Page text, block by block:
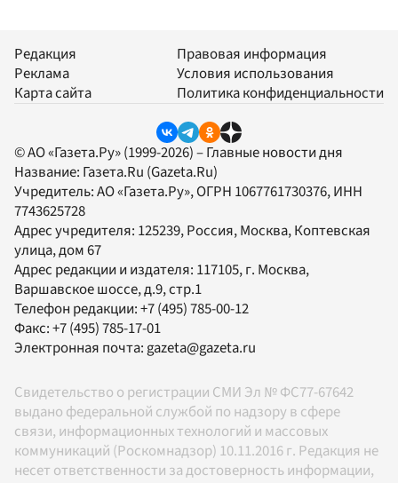
Редакция
Реклама
Карта сайта
Правовая информация
Условия использования
Политика конфиденциальности
© АО «Газета.Ру» (1999-2026) – Главные новости дня
Название: Газета.Ru (Gazeta.Ru)
Учредитель:АО «Газета.Ру», ОГРН 1067761730376, ИНН
7743625728
Адрес учредителя: 125239, Россия, Москва, Коптевская
улица, дом 67
Адрес редакции и издателя: 117105, г. Москва,
Варшавское шоссе, д.9, стр.1
Телефон редакции:+7 (495) 785-00-12
Факс:+7 (495) 785-17-01
Электронная почта: gazeta@gazeta.ru
Свидетельство о регистрации СМИ Эл № ФС77-67642
выдано федеральной службой по надзору в сфере
связи, информационных технологий и массовых
коммуникаций (Роскомнадзор) 10.11.2016 г. Редакция не
несет ответственности за достоверность информации,